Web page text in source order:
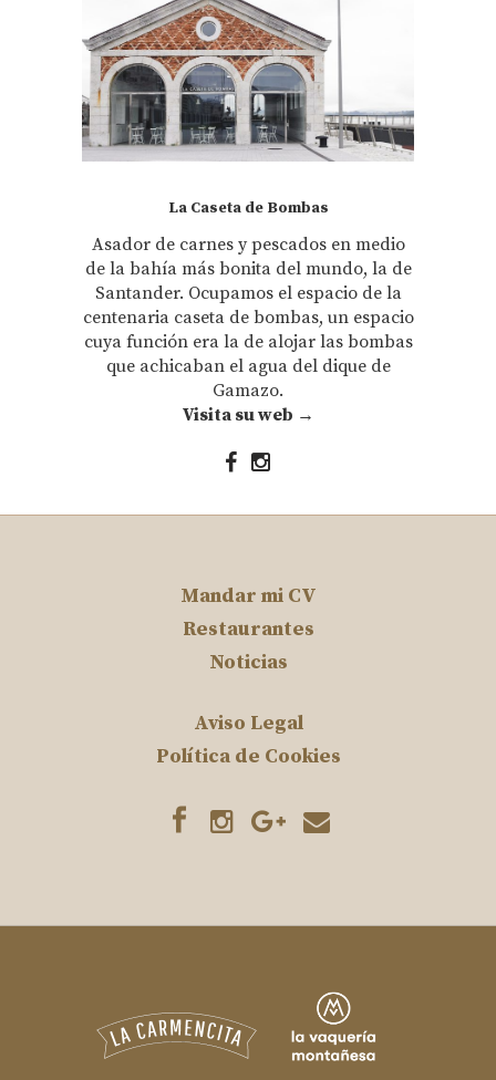
La Caseta de Bombas
Asador de carnes y pescados en medio
de la bahía más bonita del mundo, la de
Santander. Ocupamos el espacio de la
centenaria caseta de bombas, un espacio
cuya función era la de alojar las bombas
que achicaban el agua del dique de
Gamazo.
Visita su web →
Mandar mi CV
Restaurantes
Noticias
Aviso Legal
Política de Cookies